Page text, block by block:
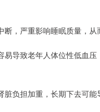
，严重影响睡眠质量，从
导致老年人体位性低血
负担加重，长期下去可能